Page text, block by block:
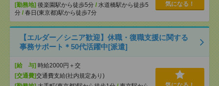
[勤務地] 後楽園駅から徒歩5分 / 水道橋駅から徒歩5
分 / 春日(東京都)駅から徒歩7分
気になる！
【エルダー／シニア歓迎】休職・復職支援に関する
事務サポート＊50代活躍中[派遣]
[給 与] 時給2000円＋交
[交通費]交通費支給(社内規定あり)